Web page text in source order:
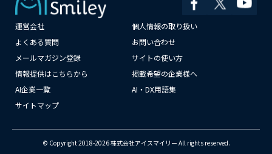
運営会社
個人情報の取り扱い
よくある質問
お問い合わせ
メールマガジン登録
サイトの使い方
情報提供はこちらから
掲載希望の企業様へ
AI企業一覧
AI・DX用語集
サイトマップ
© Copyright 2018-2026 株式会社アイスマイリー All rights reserved.